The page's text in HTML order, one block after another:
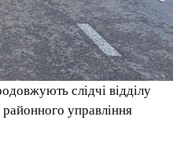
слідчі відділу
управління